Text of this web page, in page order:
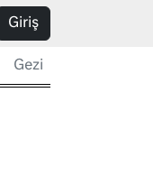
Giriş
Gezi